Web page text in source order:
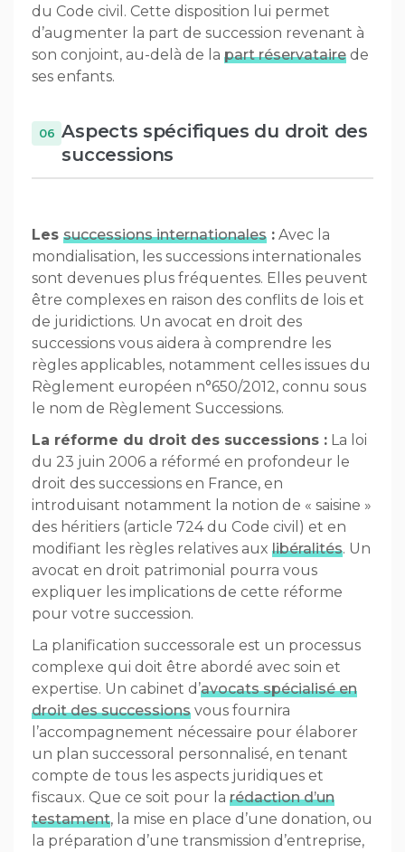
du Code civil. Cette disposition lui permet
d’augmenter la part de succession revenant à
son conjoint, au-delà de la part réservataire de
ses enfants.
Aspects spécifiques du droit des
successions
Les successions internationales : Avec la
mondialisation, les successions internationales
sont devenues plus fréquentes. Elles peuvent
être complexes en raison des conflits de lois et
de juridictions. Un avocat en droit des
successions vous aidera à comprendre les
règles applicables, notamment celles issues du
Règlement européen n°650/2012, connu sous
le nom de Règlement Successions.
La réforme du droit des successions : La loi
du 23 juin 2006 a réformé en profondeur le
droit des successions en France, en
introduisant notamment la notion de « saisine »
des héritiers (article 724 du Code civil) et en
modifiant les règles relatives aux libéralités. Un
avocat en droit patrimonial pourra vous
expliquer les implications de cette réforme
pour votre succession.
La planification successorale est un processus
complexe qui doit être abordé avec soin et
expertise. Un cabinet d’avocats spécialisé en
droit des successions vous fournira
l’accompagnement nécessaire pour élaborer
un plan successoral personnalisé, en tenant
compte de tous les aspects juridiques et
fiscaux. Que ce soit pour la rédaction d’un
testament, la mise en place d’une donation, ou
la préparation d’une transmission d’entreprise,